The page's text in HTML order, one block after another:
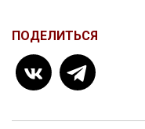
ПОДЕЛИТЬСЯ